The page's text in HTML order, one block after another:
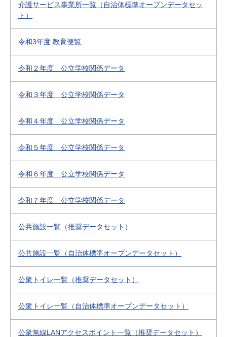
介護サービス事業所一覧（自治体標準オープンデータセッ
ト）
令和3年度 教育便覧
令和２年度 公立学校関係データ
令和３年度 公立学校関係データ
令和４年度 公立学校関係データ
令和５年度 公立学校関係データ
令和６年度 公立学校関係データ
令和７年度 公立学校関係データ
公共施設一覧（推奨データセット）
公共施設一覧（自治体標準オープンデータセット）
公衆トイレ一覧（推奨データセット）
公衆トイレ一覧（自治体標準オープンデータセット）
公衆無線LANアクセスポイント一覧（推奨データセット）